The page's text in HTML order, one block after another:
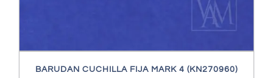
BARUDAN CUCHILLA FIJA MARK 4 (KN270960)